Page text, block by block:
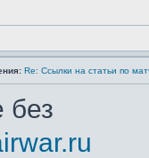
Re: Ссылки на статьи по
без